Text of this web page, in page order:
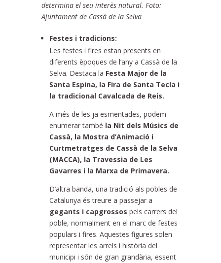
determina el seu interès natural. Foto:
Ajuntament de Cassà de la Selva
Festes i tradicions:
Les festes i fires estan presents en
diferents èpoques de l’any a Cassà de la
Selva. Destaca la Festa Major de la
Santa Espina, la Fira de Santa Tecla i
la tradicional Cavalcada de Reis.
A més de les ja esmentades, podem
enumerar també la Nit dels Músics de
Cassà, la Mostra d’Animació i
Curtmetratges de Cassà de la Selva
(MACCA), la Travessia de Les
Gavarres i la Marxa de Primavera.
D’altra banda, una tradició als pobles de
Catalunya és treure a passejar a
gegants i capgrossos pels carrers del
poble, normalment en el marc de festes
populars i fires. Aquestes figures solen
representar les arrels i història del
municipi i són de gran grandària, essent